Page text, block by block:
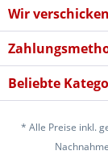
Wir
Beliebte
* Alle Preise inkl.